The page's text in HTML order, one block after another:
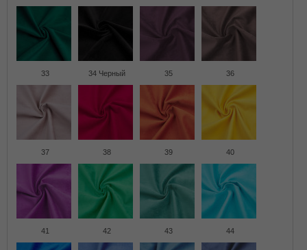
33 34 Черный 35 36
37 38 39 40
41 42 43 44